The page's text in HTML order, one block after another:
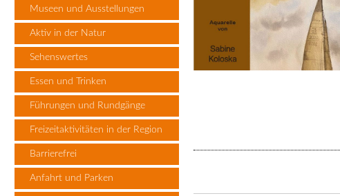
Museen und Ausstellungen
Aktiv in der Natur
Sehenswertes
Essen und Trinken
Führungen und Rundgänge
Freizeitaktivitäten in der Region
Barrierefrei
Anfahrt und Parken